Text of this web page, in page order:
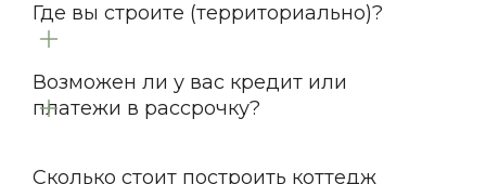
Где вы строите (территориально)?
Возможен ли у вас кредит или
платежи в рассрочку?
Сколько стоит построить коттедж